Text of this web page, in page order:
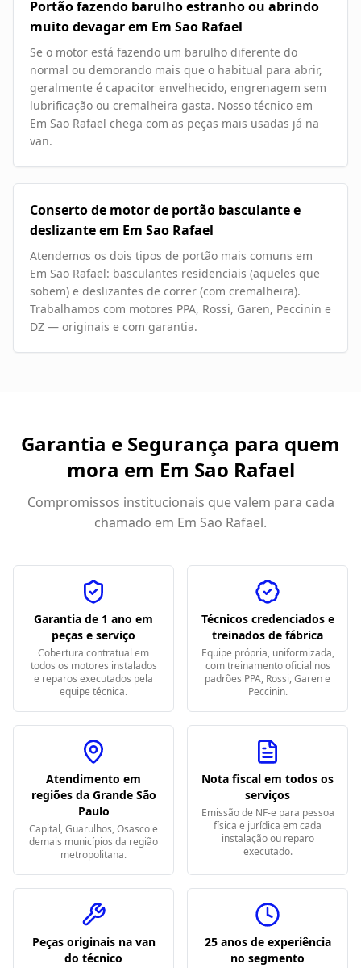
Portão fazendo barulho estranho ou abrindo
muito devagar em Em Sao Rafael
Se o motor está fazendo um barulho diferente do
normal ou demorando mais que o habitual para abrir,
geralmente é capacitor envelhecido, engrenagem sem
lubrificação ou cremalheira gasta. Nosso técnico em
Em Sao Rafael chega com as peças mais usadas já na
van.
Conserto de motor de portão basculante e
deslizante em Em Sao Rafael
Atendemos os dois tipos de portão mais comuns em
Em Sao Rafael: basculantes residenciais (aqueles que
sobem) e deslizantes de correr (com cremalheira).
Trabalhamos com motores PPA, Rossi, Garen, Peccinin e
DZ — originais e com garantia.
Garantia e Segurança para quem
mora em Em Sao Rafael
Compromissos institucionais que valem para cada
chamado em Em Sao Rafael.
Garantia de 1 ano em
peças e serviço
Cobertura contratual em
todos os motores instalados
e reparos executados pela
equipe técnica.
Técnicos credenciados e
treinados de fábrica
Equipe própria, uniformizada,
com treinamento oficial nos
padrões PPA, Rossi, Garen e
Peccinin.
Atendimento em
regiões da Grande São
Paulo
Capital, Guarulhos, Osasco e
demais municípios da região
metropolitana.
Nota fiscal em todos os
serviços
Emissão de NF-e para pessoa
física e jurídica em cada
instalação ou reparo
executado.
Peças originais na van
do técnico
25 anos de experiência
no segmento